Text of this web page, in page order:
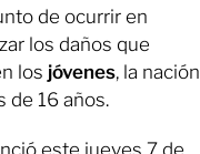
de ocurrir en
los daños que
los jóvenes, la nación
de 16 años.
este jueves 7 de